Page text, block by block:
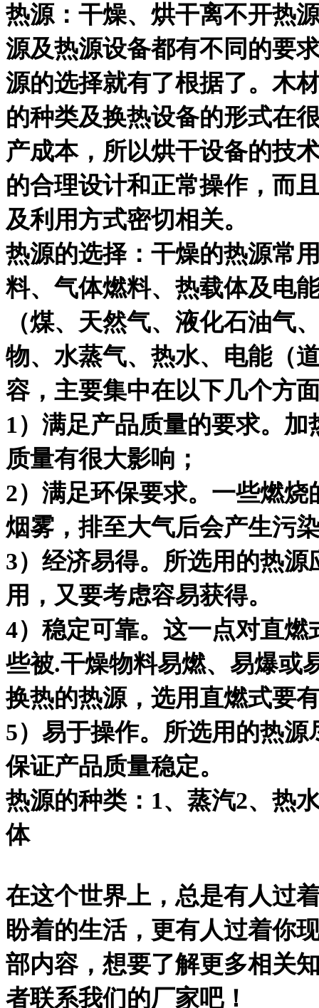
热源：干燥、烘干离不开热
源及热源设备都有不同的要
源的选择就有了根据了。木
的种类及换热设备的形式在
产成本，所以烘干设备的技
的合理设计和正常操作，而
及利用方式密切相关。
热源的选择：干燥的热源常
料、气体燃料、热载体及电
（煤、天然气、液化石油气
物、水蒸气、热水、电能（
容，主要集中在以下几个方
1）满足产品质量的要求。
质量有很大影响；
2）满足环保要求。一些燃
烟雾，排至大气后会产生污
3）经济易得。所选用的热
用，又要考虑容易获得。
4）稳定可靠。这一点对直
些被.干燥物料易燃、易爆或
换热的热源，选用直燃式要
5）易于操作。所选用的热
保证产品质量稳定。
热源的种类：1、蒸汽2、热
体
在这个世界上，总是有人过
盼着的生活，更有人过着你
部内容，想要了解更多相关
者联系我们的厂家吧！